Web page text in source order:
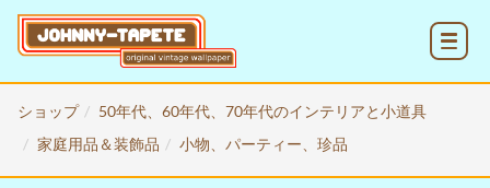
ショップ
50年代、60年代、70年代のインテリアと小道具
家庭用品＆装飾品
小物、パーティー、珍品